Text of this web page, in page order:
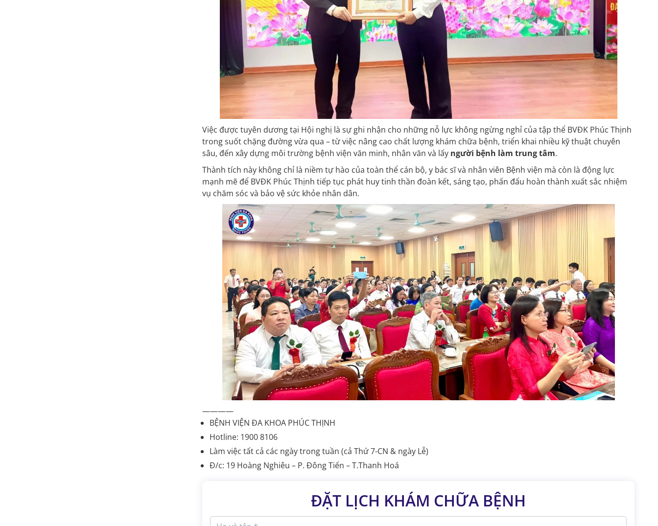
Việc được tuyên dương tại Hội nghị là sự ghi nhận cho những nỗ lực không ngừng nghỉ của tập thể BVĐK Phúc Thịnh
trong suốt chặng đường vừa qua – từ việc nâng cao chất lượng khám chữa bệnh, triển khai nhiều kỹ thuật chuyên
sâu, đến xây dựng môi trường bệnh viện văn minh, nhân văn và lấy người bệnh làm trung tâm.
Thành tích này không chỉ là niềm tự hào của toàn thể cán bộ, y bác sĩ và nhân viên Bệnh viện mà còn là động lực
mạnh mẽ để BVĐK Phúc Thịnh tiếp tục phát huy tinh thần đoàn kết, sáng tạo, phấn đấu hoàn thành xuất sắc nhiệm
vụ chăm sóc và bảo vệ sức khỏe nhân dân.
————
BỆNH VIỆN ĐA KHOA PHÚC THỊNH
Hotline: 1900 8106
Làm việc tất cả các ngày trong tuần (cả Thứ 7-CN & ngày Lễ)
Đ/c: 19 Hoàng Nghiêu – P. Đông Tiến – T.Thanh Hoá
ĐẶT LỊCH KHÁM CHỮA BỆNH